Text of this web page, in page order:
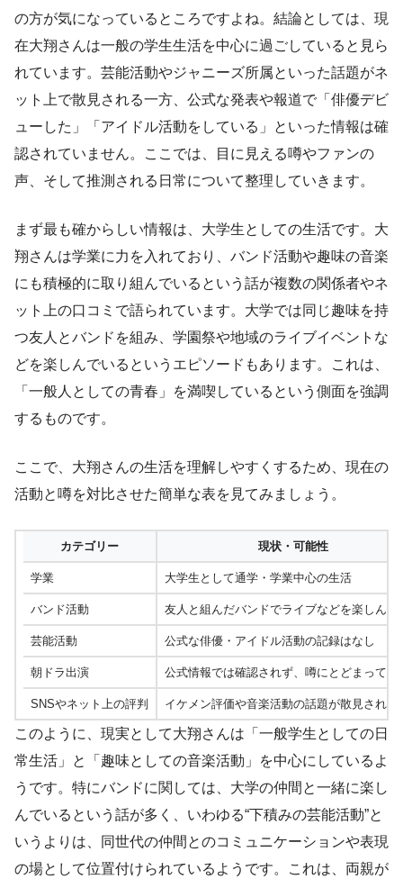
の方が気になっているところですよね。結論としては、現
在大翔さんは一般の学生生活を中心に過ごしていると見ら
れています。芸能活動やジャニーズ所属といった話題がネ
ット上で散見される一方、公式な発表や報道で「俳優デビ
ューした」「アイドル活動をしている」といった情報は確
認されていません。ここでは、目に見える噂やファンの
声、そして推測される日常について整理していきます。
まず最も確からしい情報は、大学生としての生活です。大
翔さんは学業に力を入れており、バンド活動や趣味の音楽
にも積極的に取り組んでいるという話が複数の関係者やネ
ット上の口コミで語られています。大学では同じ趣味を持
つ友人とバンドを組み、学園祭や地域のライブイベントな
どを楽しんでいるというエピソードもあります。これは、
「一般人としての青春」を満喫しているという側面を強調
するものです。
ここで、大翔さんの生活を理解しやすくするため、現在の
活動と噂を対比させた簡単な表を見てみましょう。
カテゴリー 現状・可能性
学業 大学生として通学・学業中心の生活
バンド活動 友人と組んだバンドでライブなどを楽しんで
芸能活動 公式な俳優・アイドル活動の記録はなし
朝ドラ出演 公式情報では確認されず、噂にとどまってい
SNSやネット上の評判 イケメン評価や音楽活動の話題が散見される
このように、現実として大翔さんは「一般学生としての日
常生活」と「趣味としての音楽活動」を中心にしているよ
うです。特にバンドに関しては、大学の仲間と一緒に楽し
んでいるという話が多く、いわゆる“下積みの芸能活動”と
いうよりは、同世代の仲間とのコミュニケーションや表現
の場として位置付けられているようです。これは、両親が